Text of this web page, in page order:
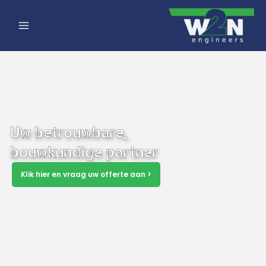
inhoud
Uw betrouwbare,
bouwkundige partner
Klik hier en vraag uw offerte aan >